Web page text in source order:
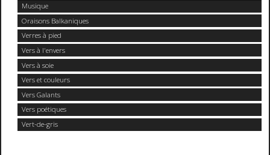
Musique
Oraisons Balkaniques
Verres à pied
Vers à l'envers
Vers à soie
Vers et couleurs
Vers Galants
Vers poétiques
Vert-de-gris